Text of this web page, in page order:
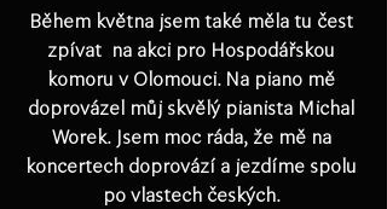
Během května jsem také měla tu čest
zpívat  na akci pro Hospodářskou
komoru v Olomouci. Na piano mě
doprovázel můj skvělý pianista Michal
Worek. Jsem moc ráda, že mě na
koncertech doprovází a jezdíme spolu
po vlastech českých.